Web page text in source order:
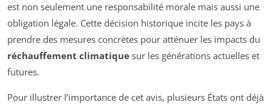
est non seulement une responsabilité morale mais aussi une
obligation légale. Cette décision historique incite les pays à
prendre des mesures concrètes pour atténuer les impacts du
réchauffement climatique sur les générations actuelles et
futures.
Pour illustrer l’importance de cet avis, plusieurs États ont déjà